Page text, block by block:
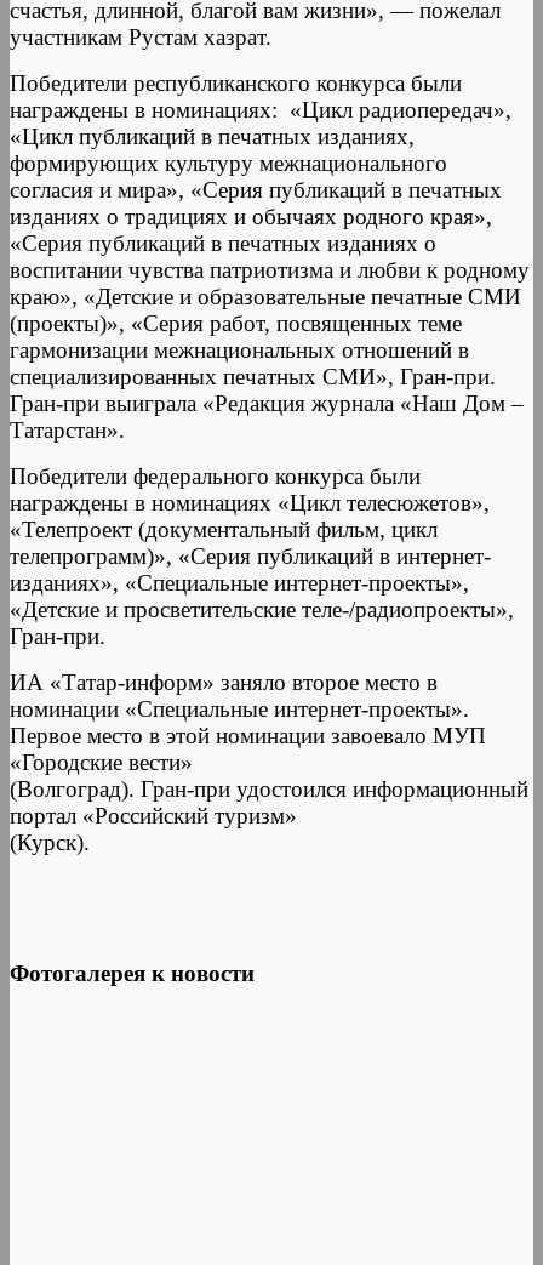
счастья, длинной, благой вам жизни», — пожелал
участникам Рустам хазрат.
Победители республиканского конкурса были
награждены в номинациях: «Цикл радиопередач»,
«Цикл публикаций в печатных изданиях,
формирующих культуру межнационального
согласия и мира», «Серия публикаций в печатных
изданиях о традициях и обычаях родного края»,
«Серия публикаций в печатных изданиях о
воспитании чувства патриотизма и любви к родному
краю», «Детские и образовательные печатные СМИ
(проекты)», «Серия работ, посвященных теме
гармонизации межнациональных отношений в
специализированных печатных СМИ», Гран-при.
Гран-при выиграла «Редакция журнала «Наш Дом –
Татарстан».
Победители федерального конкурса были
награждены в номинациях «Цикл телесюжетов»,
«Телепроект (документальный фильм, цикл
телепрограмм)», «Серия публикаций в интернет-
изданиях», «Специальные интернет-проекты»,
«Детские и просветительские теле-/радиопроекты»,
Гран-при.
ИА «Татар-информ» заняло второе место в
номинации «Специальные интернет-проекты».
Первое место в этой номинации завоевало МУП
«Городские вести»
(Волгоград). Гран-при удостоился информационный
портал «Российский туризм»
(Курск).
Фотогалерея к новости